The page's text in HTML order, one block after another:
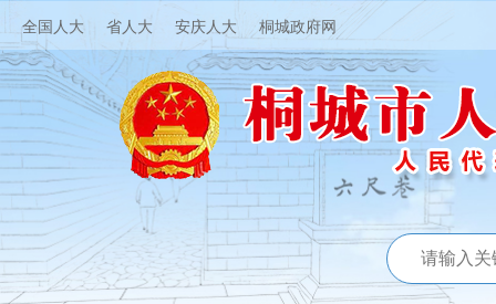
全国人大 省人大 安庆人大 桐城政府网